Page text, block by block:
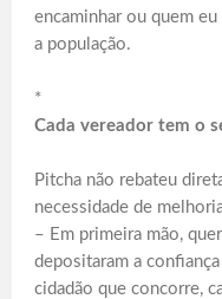
encaminhar ou quem
a população.
*
Cada vereador tem o
Pitcha não rebateu
necessidade de
– Em primeira mão,
depositaram a
cidadão que concorre,